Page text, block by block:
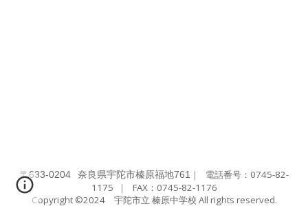
〒633-0204 奈良県宇陀市榛原福地761 ｜ 電話番号：0745-82-
1175 ｜ FAX： 0745-82-1176
Copyright ©2024 宇陀市立 榛原中学校 All rights reserved.